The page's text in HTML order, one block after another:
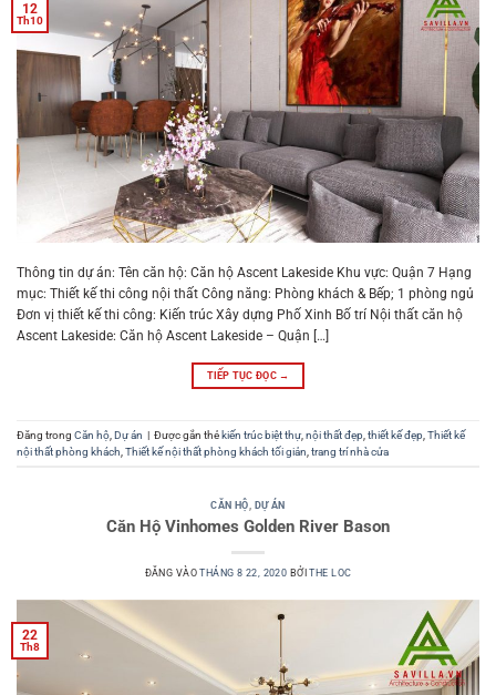
12
Th10
Thông tin dự án: Tên căn hộ: Căn hộ Ascent Lakeside Khu vực: Quận 7 Hạng
mục: Thiết kế thi công nội thất Công năng: Phòng khách & Bếp; 1 phòng ngủ
Đơn vị thiết kế thi công: Kiến trúc Xây dựng Phố Xinh Bố trí Nội thất căn hộ
Ascent Lakeside: Căn hộ Ascent Lakeside – Quận […]
TIẾP TỤC ĐỌC →
Đăng trong Căn hộ Dự án | Được gắn thẻ kiến trúc biệt thự, nội thất đẹp thiết kế đẹp Thiết kế
nội thất phòng khách Thiết kế nội thất phòng khách tối giản trang trí nhà cửa
CĂN HỘ, DỰ ÁN
Căn Hộ Vinhomes Golden River Bason
ĐĂNG VÀOTHÁNG 8 22, 2020 BỞITHE LOC
22
Th8